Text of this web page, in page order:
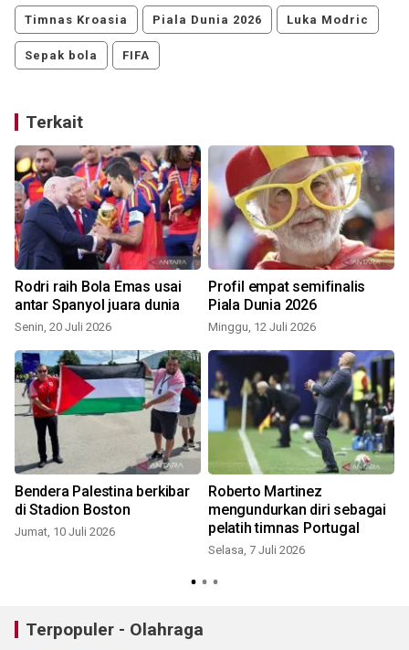
Timnas Kroasia Piala Dunia 2026 Luka Modric
Sepak bola FIFA
Terkait
Rodri raih Bola Emas usai
antar Spanyol juara dunia
Senin, 20 Juli 2026
Profil empat semifinalis
Piala Dunia 2026
Minggu, 12 Juli 2026
Bendera Palestina berkibar
di Stadion Boston
Jumat, 10 Juli 2026
Roberto Martinez
mengundurkan diri sebagai
pelatih timnas Portugal
Selasa, 7 Juli 2026
Terpopuler - Olahraga